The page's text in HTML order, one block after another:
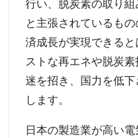
行い、脱炭素の取り組
と主張されているも
済成長が実現できる
ストな再エネや脱炭
迷を招き、国力を低
します。
日本の製造業が高い